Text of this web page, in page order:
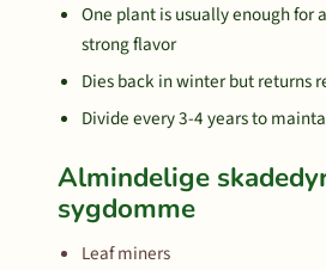
One plant is usually enough for
strong flavor
Dies back in winter but returns
Divide every 3-4 years to
Almindelige
sygdomme
Leaf miners